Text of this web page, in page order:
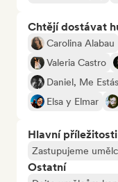
Chtějí dostávat
Carolina Alabau
Valeria Castro
Daniel, Me
Elsa y Elmar
Hlavní příležitosti
Zastupujeme
Ostatní